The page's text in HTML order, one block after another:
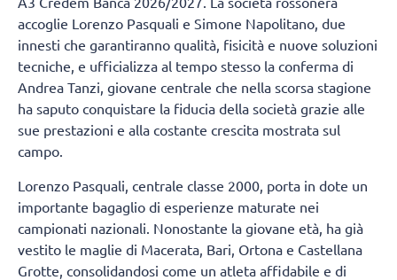
accoglie Lorenzo Pasquali e Simone Napolitano, due
innesti che garantiranno qualità, fisicità e nuove soluzioni
tecniche, e ufficializza al tempo stesso la conferma di
Andrea Tanzi, giovane centrale che nella scorsa stagione
ha saputo conquistare la fiducia della società grazie alle
sue prestazioni e alla costante crescita mostrata sul
campo.
Lorenzo Pasquali, centrale classe 2000, porta in dote un
importante bagaglio di esperienze maturate nei
campionati nazionali. Nonostante la giovane età, ha già
vestito le maglie di Macerata, Bari, Ortona e Castellana
Grotte, consolidandosi come un atleta affidabile e di